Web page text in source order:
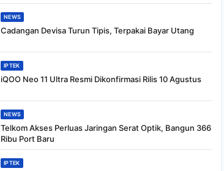
NEWS
Cadangan Devisa Turun Tipis, Terpakai Bayar Utang
IPTEK
iQOO Neo 11 Ultra Resmi Dikonfirmasi Rilis 10 Agustus
NEWS
Telkom Akses Perluas Jaringan Serat Optik, Bangun 366
Ribu Port Baru
IPTEK